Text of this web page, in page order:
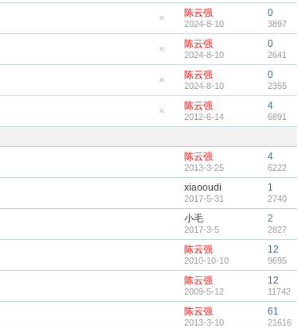
藏
置
帖
藏
置
帖
陈云强
2024-8-10
0
3897
藏
置
帖
陈云强
2024-8-10
0
2641
藏
置
帖
陈云强
2024-8-10
0
2355
藏
顶
陈云强
2012-6-14
4
6891
陈云强
2013-3-25
4
6222
xiaooudi
2017-5-31
1
2740
小毛
2017-3-5
2
2827
陈云强
2010-10-10
12
9695
陈云强
2009-5-12
12
11742
陈云强
2013-3-10
61
21616